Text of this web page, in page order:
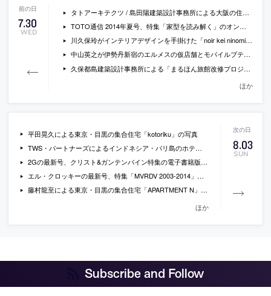
7.30
WED
タトアーキテクツ / 島田陽建築設計事務所による大阪の住宅「石切の住居」の動画
TOTO通信 2014年夏号、特集「家型を読み解く」のオンライン版
川久保玲がインテリアデザインを手掛けた「noir kei ninomiya」のポップアップストアの写真
中山英之が伊勢丹新宿のエルメスの仮店舗とモバイルブティックの空間構成を手掛ける事に
久保都島建築設計事務所による「まるほん旅館改修プロジェクト」の模型写真とレポートなど
ほか
8.03
SUN
平田晃久による東京・目黒の集合住宅「kotoriku」の写真
TWS・パートナーズによるインドネシア・バリ島のホテル「Akmani Legian」の写真
2Gの最新号、クリスト&ガンテンバイン特集の電子書籍版（￥2,205）
エル・クロッキーの最新号、特集「MVRDV 2003-2014」の電子書籍版(￥2,051)
藤村龍至による東京・目黒の集合住宅「APARTMENT N」の写真など
ほか
Subscribe and Follow